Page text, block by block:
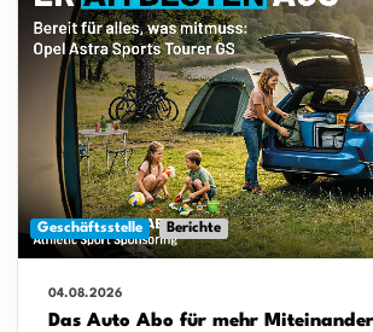
Geschäftsstelle Berichte
04.08.2026
Das Auto Abo für mehr